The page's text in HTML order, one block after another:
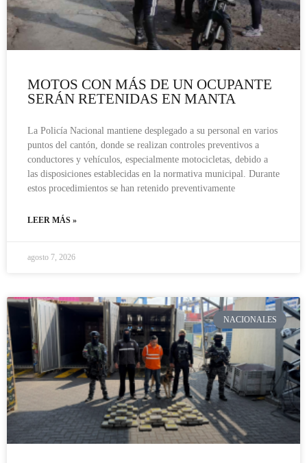
MOTOS CON MÁS DE UN OCUPANTE
SERÁN RETENIDAS EN MANTA
La Policía Nacional mantiene desplegado a su personal en varios
puntos del cantón, donde se realizan controles preventivos a
conductores y vehículos, especialmente motocicletas, debido a
las disposiciones establecidas en la normativa municipal. Durante
estos procedimientos se han retenido preventivamente
LEER MÁS »
agosto 7, 2026
NACIONALES